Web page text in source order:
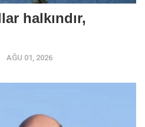
halkındır,
AĞU 01, 2026